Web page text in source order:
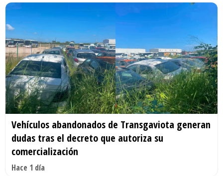
Vehículos abandonados de Transgaviota generan
dudas tras el decreto que autoriza su
comercialización
Hace 1 día